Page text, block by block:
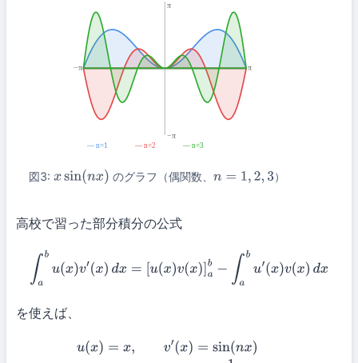
−π π
π
−π
― n=1 ― n=2 ― n=3
図3: xsin(nx) のグラフ（偶関数、 n=1,2,3 ）
高校で習った部分積分の公式
ab u(x v (x =[ (x v x ab− u′ (x v(x d
を使えば、
x)=x,v ′(x )=sin )u ′(x)= 1,v(x)=−1ncos